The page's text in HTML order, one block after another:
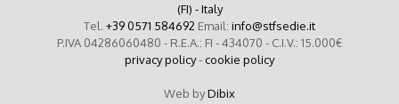
(FI) - Italy
Tel. +39 0571 584692 Email: info@stfsedie.it
P.IVA 04286060480 - R.E.A.: FI - 434070 - C.I.V.: 15.000€
privacy policy- cookie policy
Web byDibix